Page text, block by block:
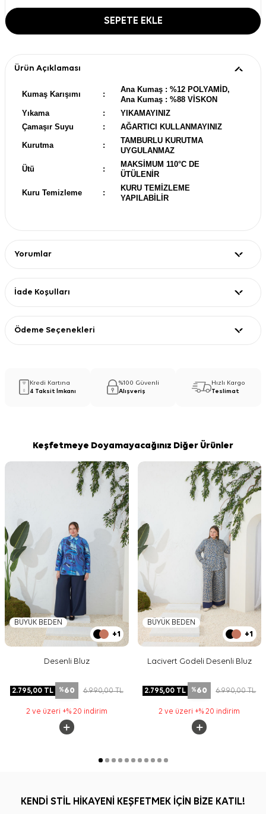
SEPETE EKLE
Ürün Açıklaması
Kumaş Karışımı :
Ana Kumaş : %12 POLYAMİD,
Ana Kumaş : %88 VİSKON
Yıkama
:
YIKAMAYINIZ
Çamaşır Suyu
: AĞARTICI KULLANMAYINIZ
Kurutma :
TAMBURLU KURUTMA
UYGULANMAZ
Ütü :
MAKSİMUM 110°C DE
ÜTÜLENİR
Kuru Temizleme :
KURU TEMİZLEME
YAPILABİLİR
Yorumlar
İade Koşulları
Ödeme Seçenekleri
Kredi Kartına
4 Taksit İmkanı
%100 Güvenli
Alışveriş
Hızlı Kargo
Teslimat
Keşfetmeye Doyamayacağınız Diğer Ürünler
BÜYÜK BEDEN
+1
Desenli Bluz
2.795,00TL %60 6.990,00TL
2 ve üzeri +% 20 indirim
BÜYÜK BEDEN
+1
Lacivert Godeli Desenli Bluz
2.795,00 TL %60 6.990,00TL
2 ve üzeri +% 20 indirim
KENDİ STİL HİKAYENİ KEŞFETMEK İÇİN BİZE KATIL!